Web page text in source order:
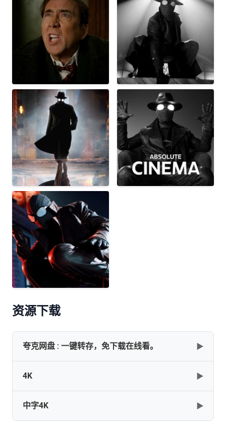
资源下载
夸克网盘 : 一键转存，免下载在线看。 ▶
✅✅【全08集】【暗影蜘蛛侠 (2026)】【4K.HDR.杜比世界
(黑白版+彩色版)+1080P(彩色版)】【英语中字】【剧情 /
4K ▶
Spider-Noir.S01.2160p.AMZN.WEB-
DL.DV.HDR10+.MULTi.LAT.ITA.HINDI.Atmoa.H265.MP4-
中字4K ▶